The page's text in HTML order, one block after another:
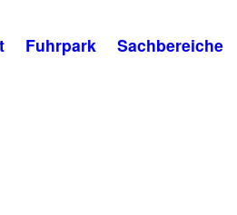
Fuhrpark Sachbereiche